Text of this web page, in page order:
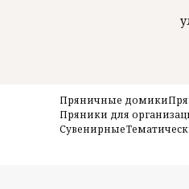
Пряничные домики
Пряники для
Сувенирные